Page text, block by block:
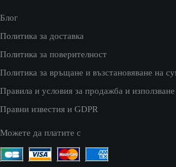
Блог
Политика за доставка
Политика за поверителност
Политика за връщане и възстановяване на
Правила и условия за продажба и използване
Правни известия и GDPR
Можете да платите с